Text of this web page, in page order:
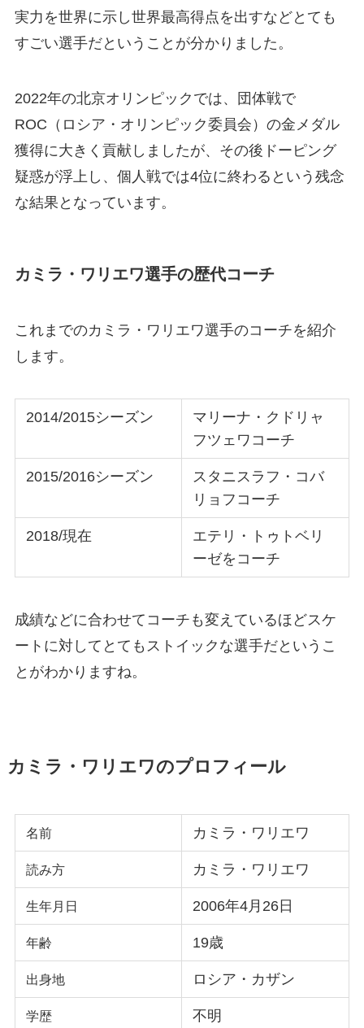
実力を世界に示し世界最高得点を出すなどとても
すごい選手だということが分かりました。
2022年の北京オリンピックでは、団体戦で
ROC（ロシア・オリンピック委員会）の金メダル
獲得に大きく貢献しましたが、その後ドーピング
疑惑が浮上し、個人戦では4位に終わるという残念
な結果となっています。
カミラ・ワリエワ選手の歴代コーチ
これまでのカミラ・ワリエワ選手のコーチを紹介
します。
2014/2015シーズン
マリーナ・クドリャ
フツェワコーチ
2015/2016シーズン
スタニスラフ・コバ
リョフコーチ
2018/現在
エテリ・トゥトベリ
ーゼをコーチ
成績などに合わせてコーチも変えているほどスケ
ートに対してとてもストイックな選手だというこ
とがわかりますね。
カミラ・ワリエワのプロフィール
名前 カミラ・ワリエワ
読み方 カミラ・ワリエワ
生年月日 2006年4月26日
年齢 19歳
出身地 ロシア・カザン
学歴 不明